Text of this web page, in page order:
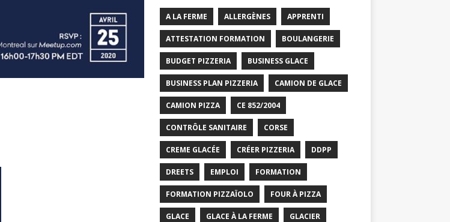
A LA FERME ALLERGÈNES APPRENTI
ATTESTATION FORMATION BOULANGERIE
BUDGET PIZZERIA BUSINESS GLACE
BUSINESS PLAN PIZZERIA CAMION DE GLACE
CAMION PIZZA CE 852/2004
CONTRÔLE SANITAIRE CORSE
CREME GLACÉE CRÉER PIZZERIA DDPP
DREETS EMPLOI FORMATION
FORMATION PIZZAÏOLO FOUR À PIZZA
GLACE GLACE À LA FERME GLACIER